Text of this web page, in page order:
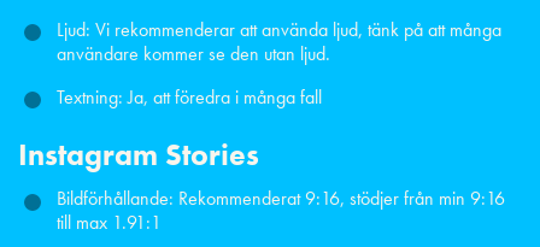
Ljud: Vi rekommenderar att använda ljud, tänk på att många
användare kommer se den utan ljud.
Textning: Ja, att föredra i många fall
Instagram Stories
Bildförhållande: Rekommenderat 9:16, stödjer från min 9:16
till max 1.91:1